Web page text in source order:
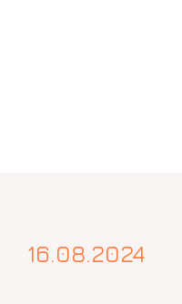
16.08.2024